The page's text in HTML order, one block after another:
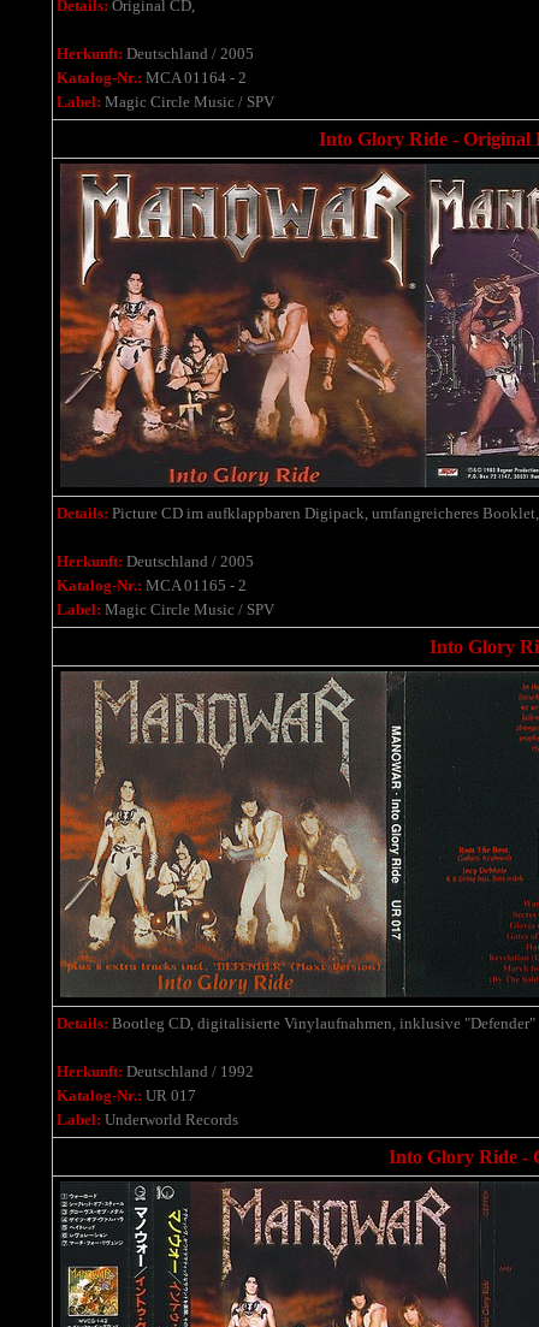
Details: Original CD,
Herkunft: Deutschland / 2005
Katalog-Nr.: MCA 01164 - 2
Label: Magic Circle Music / SPV
Into Glory Ride - Original
Details: Picture CD im aufklappbaren Digipack, umfangreicheres
Herkunft: Deutschland / 2005
Katalog-Nr.: MCA 01165 - 2
Label: Magic Circle Music / SPV
Into Glory
Details: Bootleg CD, digitalisierte Vinylaufnahmen, inklusive
Herkunft: Deutschland / 1992
Katalog-Nr.: UR 017
Label: Underworld Records
Into Glory Ride -